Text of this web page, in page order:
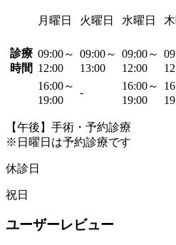
月曜日 火曜日 水曜日
診療
時間
09:00～
12:00
09:00～
13:00
09:00～
12:00
16:00～
19:00
-
16:00～
19:00
【午後】手術・予約診療
※日曜日は予約診療です
休診日
祝日
ユーザーレビュー